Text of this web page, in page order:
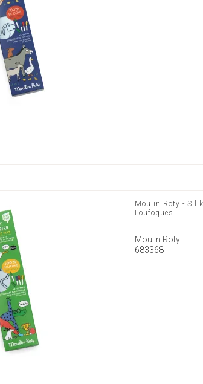
Moulin Roty -
Loufoques
Moulin Roty
683368